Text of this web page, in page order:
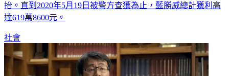
抬。直到2020年5月19日被警方查獲為止，藍勝威總計獲利高
達619萬8600元。
社會